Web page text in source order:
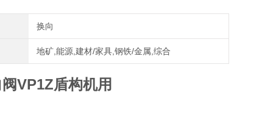
换向
地矿,能源,建材/家具,钢铁/金属,综合
VP1Z盾构机用